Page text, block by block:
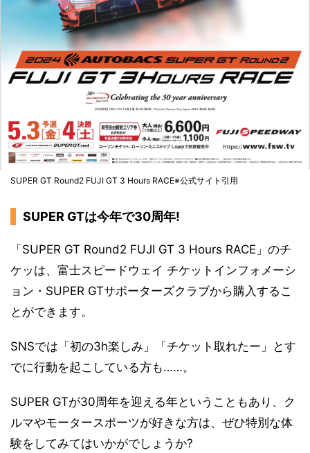
SUPER GT Round2 FUJI GT 3 Hours RACE※公式サイト引用
SUPER GTは今年で30周年!
「SUPER GT Round2 FUJI GT 3 Hours RACE」のチ
ケッは、富士スピードウェイ チケットインフォメーシ
ョン・SUPER GTサポーターズクラブから購入するこ
とができます。
SNSでは「初の3h楽しみ」「チケット取れたー」とす
でに行動を起こしている方も……。
SUPER GTが30周年を迎える年ということもあり、ク
ルマやモータースポーツが好きな方は、ぜひ特別な体
験をしてみてはいかがでしょうか?